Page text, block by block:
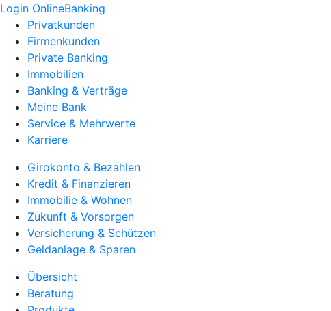
Login OnlineBanking
Privatkunden
Firmenkunden
Private Banking
Immobilien
Banking & Verträge
Meine Bank
Service & Mehrwerte
Karriere
Girokonto & Bezahlen
Kredit & Finanzieren
Immobilie & Wohnen
Zukunft & Vorsorgen
Versicherung & Schützen
Geldanlage & Sparen
Übersicht
Beratung